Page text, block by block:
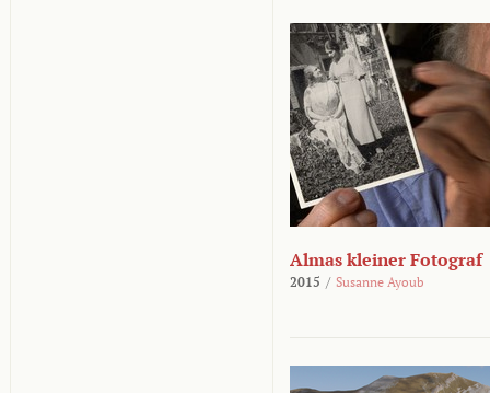
Almas kleiner Fotograf
2015 / Susanne Ayoub